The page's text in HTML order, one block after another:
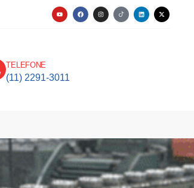
TELEFONE
(11) 2291-3011